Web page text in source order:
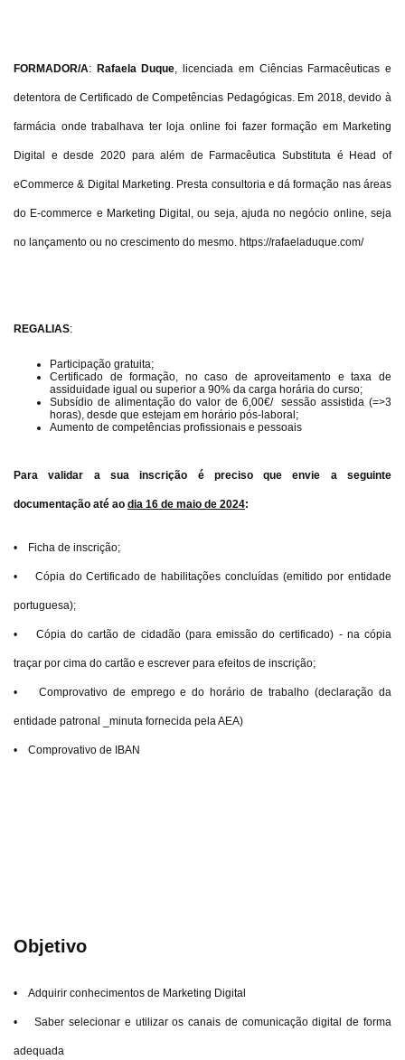
FORMADOR/A: Rafaela Duque, licenciada em Ciências Farmacêuticas e
detentora de Certificado de Competências Pedagógicas. Em 2018, devido à
farmácia onde trabalhava ter loja online foi fazer formação em Marketing
Digital e desde 2020 para além de Farmacêutica Substituta é Head of
eCommerce & Digital Marketing. Presta consultoria e dá formação nas áreas
do E-commerce e Marketing Digital, ou seja, ajuda no negócio online, seja
no lançamento ou no crescimento do mesmo. https://rafaeladuque.com/
REGALIAS:
Participação gratuita;
Certificado de formação, no caso de aproveitamento e taxa de
assiduidade igual ou superior a 90% da carga horária do curso;
Subsídio de alimentação do valor de 6,00€/ sessão assistida (=>3
horas), desde que estejam em horário pós-laboral;
Aumento de competências profissionais e pessoais
Para validar a sua inscrição é preciso que envie a seguinte
documentação até ao dia 16 de maio de 2024:
• Ficha de inscrição;
• Cópia do Certificado de habilitações concluídas (emitido por entidade
portuguesa);
• Cópia do cartão de cidadão (para emissão do certificado) - na cópia
traçar por cima do cartão e escrever para efeitos de inscrição;
• Comprovativo de emprego e do horário de trabalho (declaração da
entidade patronal _minuta fornecida pela AEA)
• Comprovativo de IBAN
Objetivo
• Adquirir conhecimentos de Marketing Digital
• Saber selecionar e utilizar os canais de comunicação digital de forma
adequada